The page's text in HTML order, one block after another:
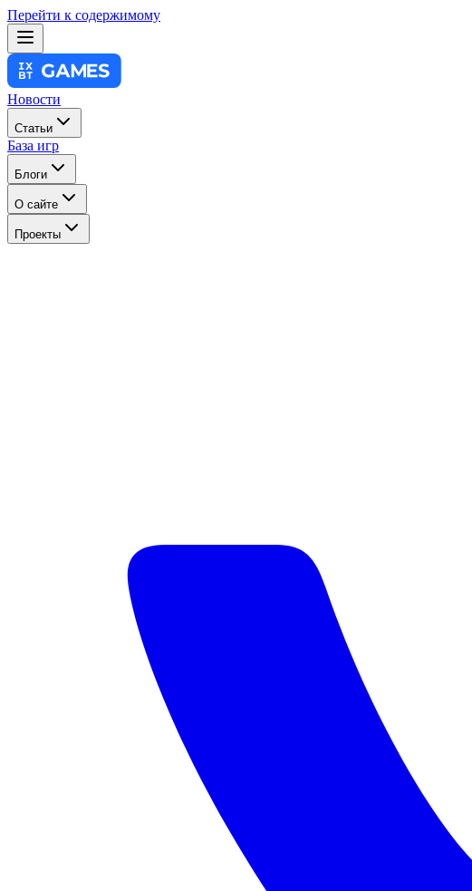
Перейти к содержимому
Новости
Статьи
База игр
Блоги
О сайте
Проекты